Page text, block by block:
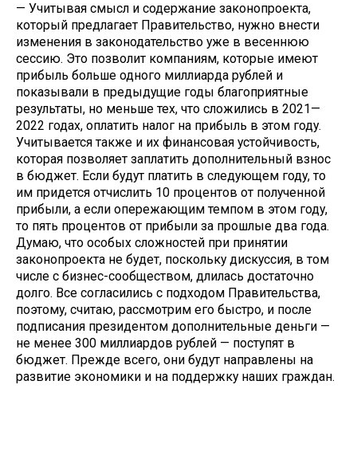
— Учитывая смысл и содержание законопроекта,
который предлагает Правительство, нужно внести
изменения в законодательство уже в весеннюю
сессию. Это позволит компаниям, которые имеют
прибыль больше одного миллиарда рублей и
показывали в предыдущие годы благоприятные
результаты, но меньше тех, что сложились в 2021—
2022 годах, оплатить налог на прибыль в этом году.
Учитывается также и их финансовая устойчивость,
которая позволяет заплатить дополнительный взнос
в бюджет. Если будут платить в следующем году, то
им придется отчислить 10 процентов от полученной
прибыли, а если опережающим темпом в этом году,
то пять процентов от прибыли за прошлые два года.
Думаю, что особых сложностей при принятии
законопроекта не будет, поскольку дискуссия, в том
числе с бизнес-сообществом, длилась достаточно
долго. Все согласились с подходом Правительства,
поэтому, считаю, рассмотрим его быстро, и после
подписания президентом дополнительные деньги —
не менее 300 миллиардов рублей — поступят в
бюджет. Прежде всего, они будут направлены на
развитие экономики и на поддержку наших граждан.